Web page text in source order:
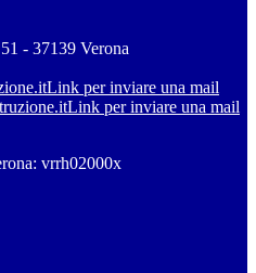
- 37139 Verona
Link per inviare una mail
Link per inviare una mail
vrrh02000x